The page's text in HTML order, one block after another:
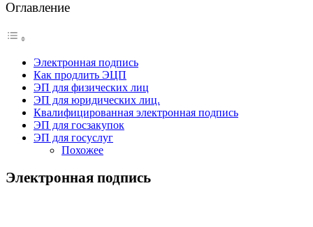
Оглавление
Электронная подпись
Как продлить ЭЦП
ЭП для физических лиц
ЭП для юридических лиц.
Квалифицированная электронная подпись
ЭП для госзакупок
ЭП для госуслуг
Похожее
Электронная подпись